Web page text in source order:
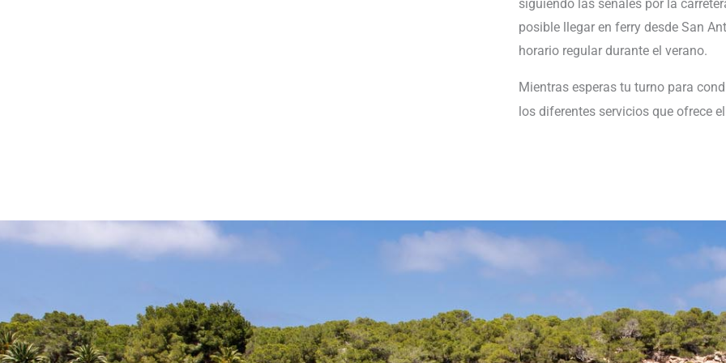
siguiendo las señales por la
posible llegar en ferry desde San
horario regular durante el verano.
Mientras esperas tu turno para
los diferentes servicios que ofrece